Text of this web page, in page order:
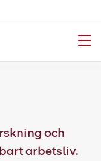
Meny
och
arbetsliv.